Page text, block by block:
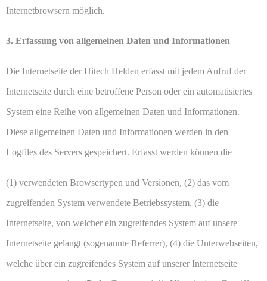
Internetbrowsern möglich.
3. Erfassung von allgemeinen Daten und Informationen
Die Internetseite der Hitech Helden erfasst mit jedem Aufruf der
Internetseite durch eine betroffene Person oder ein automatisiertes
System eine Reihe von allgemeinen Daten und Informationen.
Diese allgemeinen Daten und Informationen werden in den
Logfiles des Servers gespeichert. Erfasst werden können die
(1) verwendeten Browsertypen und Versionen, (2) das vom
zugreifenden System verwendete Betriebssystem, (3) die
Internetseite, von welcher ein zugreifendes System auf unsere
Internetseite gelangt (sogenannte Referrer), (4) die Unterwebseiten,
welche über ein zugreifendes System auf unserer Internetseite